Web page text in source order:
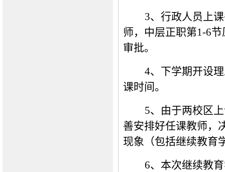
3、行政人员上
师，中层正职第1-6
审批。
4、下学期开设
课时间。
5、由于两校区
善安排好任课教师，
现象（包括继续教育
6、本次继续教